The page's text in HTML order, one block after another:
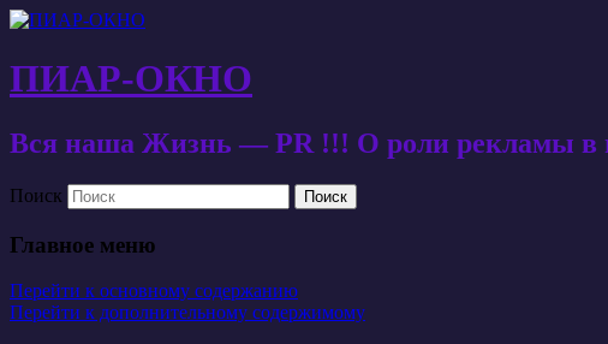
ПИАР-ОКНО
Вся наша Жизнь — PR !!! О роли рекламы в
Поиск
Главное меню
Перейти к основному содержанию
Перейти к дополнительному содержимому